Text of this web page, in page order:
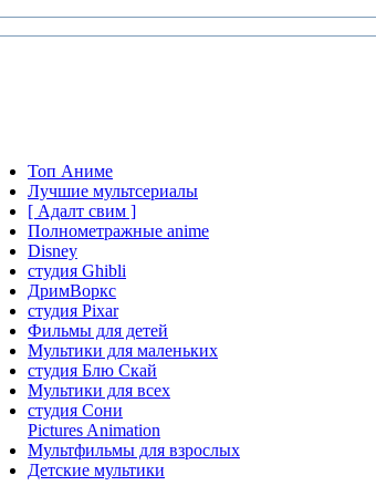
Топ Аниме
Лучшие мультсериалы
[ Адалт свим ]
Полнометражные anime
Disney
студия Ghibli
ДримВоркс
студия Pixar
Фильмы для детей
Мультики для маленьких
студия Блю Скай
Мультики для всех
студия Сони
Pictures Animation
Мультфильмы для взрослых
Детские мультики